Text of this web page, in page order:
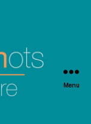
Menu